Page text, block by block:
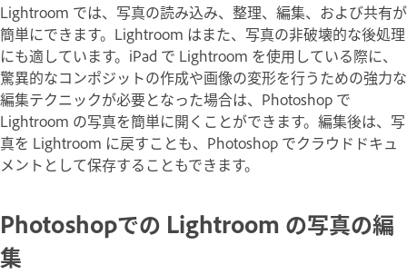
Lightroom では、写真の読み込み、整理、編集、および共有が
簡単にできます。Lightroom はまた、写真の非破壊的な後処理
にも適しています。iPad で Lightroom を使用している際に、
驚異的なコンポジットの作成や画像の変形を行うための強力な
編集テクニックが必要となった場合は、Photoshop で
Lightroom の写真を簡単に開くことができます。編集後は、写
真を Lightroom に戻すことも、Photoshop でクラウドドキュ
メントとして保存することもできます。
Photoshopでの Lightroom の写真の編
集